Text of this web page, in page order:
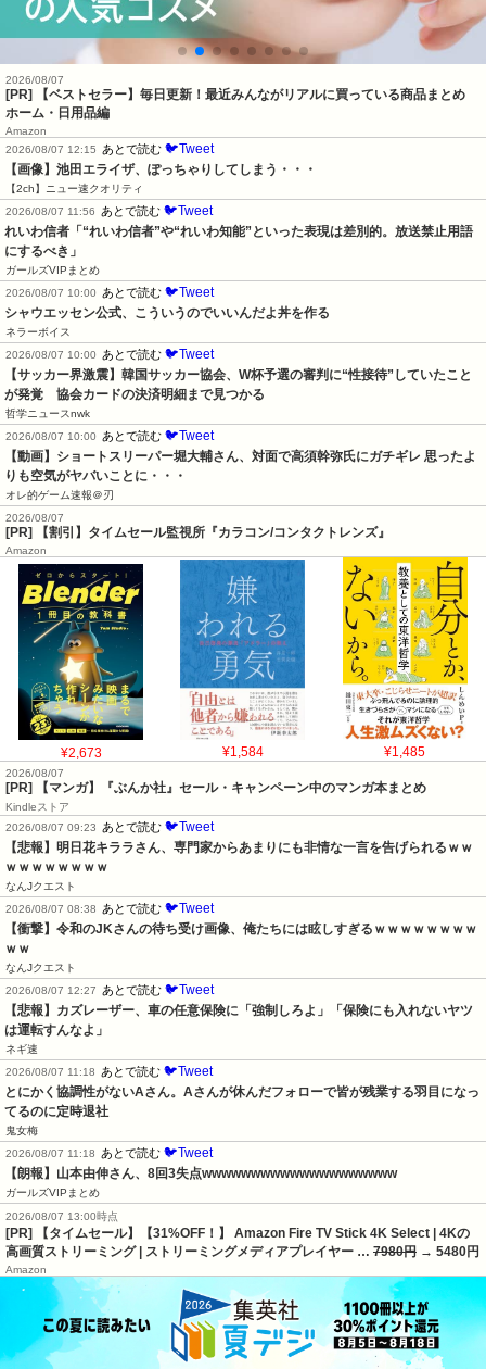
2026/08/07
[PR] 【ベストセラー】毎日更新！最近みんながリアルに買っている商品まとめ
ホーム・日用品編
Amazon
2026/08/07 12:15
あとで読む 🐦Tweet
【画像】池田エライザ、ぽっちゃりしてしまう・・・
【2ch】ニュー速クオリティ
2026/08/07 11:56
あとで読む 🐦Tweet
れいわ信者「“れいわ信者”や“れいわ知能”といった表現は差別的。放送禁止用語
にするべき」
ガールズVIPまとめ
2026/08/07 10:00
あとで読む 🐦Tweet
シャウエッセン公式、こういうのでいいんだよ丼を作る
ネラーボイス
2026/08/07 10:00
あとで読む 🐦Tweet
【サッカー界激震】韓国サッカー協会、W杯予選の審判に“性接待”していたこと
が発覚　協会カードの決済明細まで見つかる
哲学ニュースnwk
2026/08/07 10:00
あとで読む 🐦Tweet
【動画】ショートスリーパー堀大輔さん、対面で高須幹弥氏にガチギレ 思ったよ
りも空気がヤバいことに・・・
オレ的ゲーム速報＠刃
2026/08/07
[PR] 【割引】タイムセール監視所『カラコン/コンタクトレンズ』
Amazon
¥2,673 ¥1,584 ¥1,485
2026/08/07
[PR] 【マンガ】『ぶんか社』セール・キャンペーン中のマンガ本まとめ
Kindleストア
2026/08/07 09:23
あとで読む 🐦Tweet
【悲報】明日花キララさん、専門家からあまりにも非情な一言を告げられるｗｗ
ｗｗｗｗｗｗｗｗ
なんJクエスト
2026/08/07 08:38
あとで読む 🐦Tweet
【衝撃】令和のJKさんの待ち受け画像、俺たちには眩しすぎるｗｗｗｗｗｗｗｗ
ｗｗ
なんJクエスト
2026/08/07 12:27
あとで読む 🐦Tweet
【悲報】カズレーザー、車の任意保険に「強制しろよ」「保険にも入れないヤツ
は運転すんなよ」
ネギ速
2026/08/07 11:18
あとで読む 🐦Tweet
とにかく協調性がないAさん。Aさんが休んだフォローで皆が残業する羽目になっ
てるのに定時退社
鬼女梅
2026/08/07 11:18
あとで読む 🐦Tweet
【朗報】山本由伸さん、8回3失点wwwwwwwwwwwwwwwwwwww
ガールズVIPまとめ
2026/08/07 13:00時点
[PR] 【タイムセール】【31%OFF！】 Amazon Fire TV Stick 4K Select | 4Kの
高画質ストリーミング | ストリーミングメディアプレイヤー … 7980円 → 5480円
Amazon